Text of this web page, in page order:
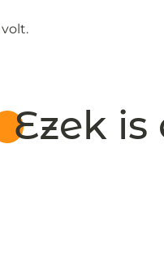
Ezek